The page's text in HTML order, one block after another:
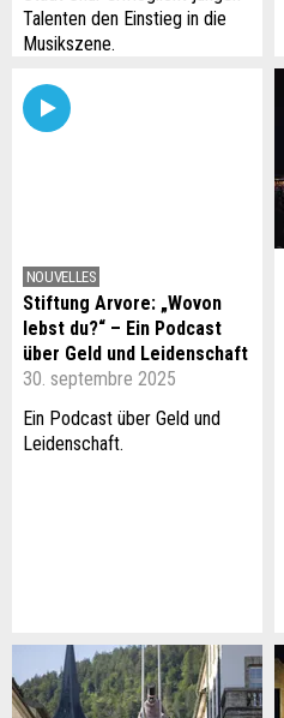
Talenten den Einstieg in die
Musikszene.
NOUVELLES
Stiftung Arvore: „Wovon
lebst du?“ – Ein Podcast
über Geld und Leidenschaft
30. septembre 2025
Ein Podcast über Geld und
Leidenschaft.